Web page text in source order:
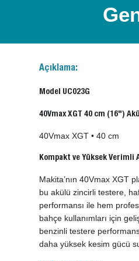
Açıklama:
Model UC023G
40Vmax XGT 40 cm (16")
40Vmax XGT • 40 cm
Kompakt ve Yüksek
Makita’nın 40Vmax XGT
bu akülü zincirli testere,
performansı ile hem
bahçe kullanımları için
benzinli testere
daha yüksek kesim gücü